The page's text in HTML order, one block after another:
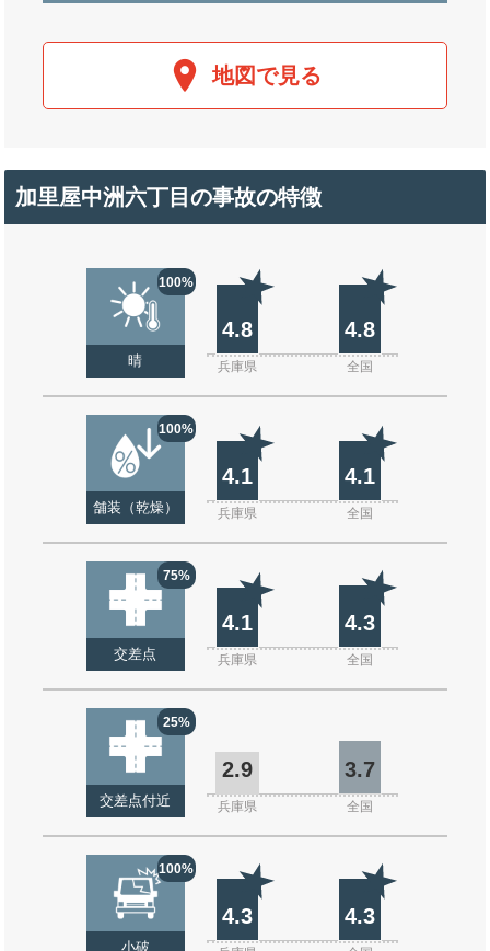
地図で見る
加里屋中洲六丁目の事故の特徴
100%
晴
4.8 4.8
兵庫県 全国
100%
舗装（乾燥）
4.1 4.1
兵庫県 全国
75%
交差点
4.1 4.3
兵庫県 全国
25%
交差点付近
2.9 3.7
兵庫県 全国
100%
小破
4.3 4.3